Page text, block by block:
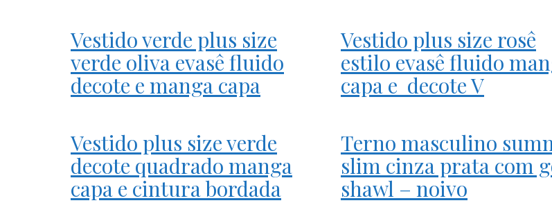
Vestido verde plus size
verde oliva evasê fluido
decote e manga capa
Vestido plus size rosê
estilo evasê fluido
capa e decote V
Vestido plus size verde
decote quadrado manga
capa e cintura bordada
Terno masculino
slim cinza prata com
shawl – noivo